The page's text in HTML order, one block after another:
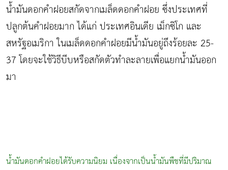
น้ำมันดอกคำฝอยสกัดจากเมล็ดดอกคำฝอย ซึ่งประเทศที่
ปลูกต้นคำฝอยมาก ได้แก่ ประเทศอินเดีย เม็กซิโก และ
สหรัฐอเมริกา ในเมล็ดดอกคำฝอยมีน้ำมันอยู่ถึงร้อยละ 25-
37 โดยจะใช้วิธีบีบหรือสกัดตัวทำละลายเพื่อแยกน้ำมันออก
มา
น้ำมันดอกคำฝอยได้รับความนิยม เนื่องจากเป็นน้ำมันพืชที่มีปริมาณ